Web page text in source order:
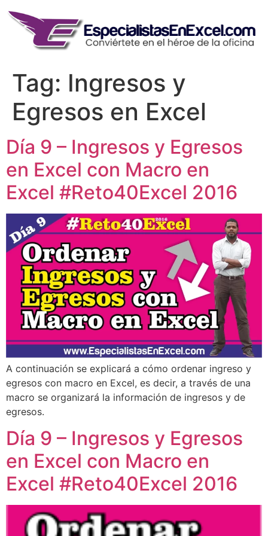
content
Tag: Ingresos y
Egresos en Excel
Día 9 – Ingresos y Egresos
en Excel con Macro en
Excel #Reto40Excel 2016
A continuación se explicará a cómo ordenar ingreso y
egresos con macro en Excel, es decir, a través de una
macro se organizará la información de ingresos y de
egresos.
Día 9 – Ingresos y Egresos
en Excel con Macro en
Excel #Reto40Excel 2016